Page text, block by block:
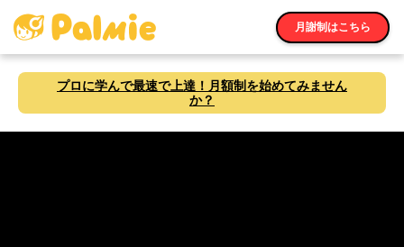
月謝制はこちら
プロに学んで最速で上達！月額制を始めてみません
か？